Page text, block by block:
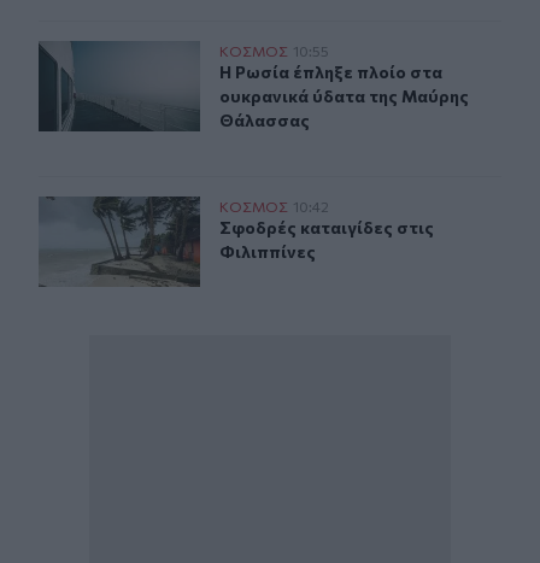
Η Ρωσία έπληξε πλοίο στα ουκρανικά ύδατα της
ΚΟΣΜΟΣ 10:55
Η Ρωσία έπληξε πλοίο στα
Η Ρωσία έπληξε πλοίο στα
ουκρανικά ύδατα της Μαύρης
Θάλασσας
Σφοδρές καταιγίδες στις Φιλιππίνες
ΚΟΣΜΟΣ 10:42
Σφοδρές καταιγίδες στις
Σφοδρές καταιγίδες στις
Φιλιππίνες